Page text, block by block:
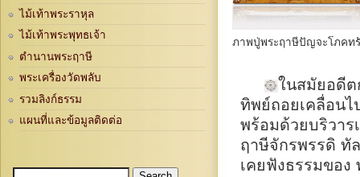
ไม้เท้าพระราหุล
ไม้เท้าพระพุทธเจ้า
ตำนานพระฤาษี
พระเครื่องวัดพลับ
รวมลิงก์ธรรม
แผนที่และข้อมูลติดต่อ
ภาพปู่พระฤาษีปัญจะโภคท
ในสมัยอดีต
ทิพย์ถอยเคลื่อนไ
พร้อมด้วยบริวาร
ฤาษีจักรพรรดิ ทั
เคยฟังธรรมของ